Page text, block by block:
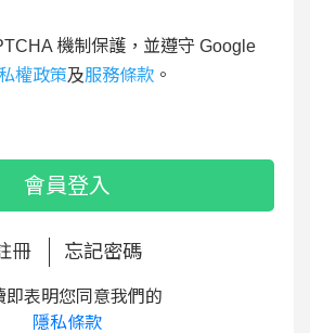
機制保護，並遵守 Google
權政策及服務條款 。
會員登入
冊 忘記密碼
即表明您同意我們的
隱私條款